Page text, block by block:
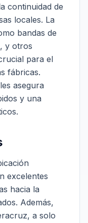
continuidad de
locales. La
bandas de
y otros
para el
fábricas.
asegura
y una
excelentes
hacia la
Además,
a solo